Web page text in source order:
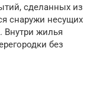
сделанных из
снаружи несущих
Внутри жилья
без